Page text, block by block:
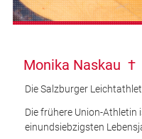
Monika Naskau †
Die Salzburger
Die frühere Union-Athletin
einundsiebzigsten